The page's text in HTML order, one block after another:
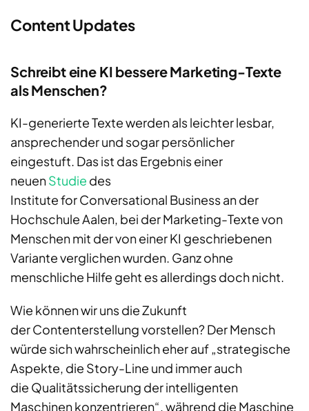
Content Updates
Schreibt eine KI bessere Marketing-Texte
als Menschen?
KI-generierte Texte werden als leichter lesbar,
ansprechender und sogar persönlicher
eingestuft. Das ist das Ergebnis einer
neuenStudie des
Institute for Conversational Business an der
Hochschule Aalen, bei der Marketing-Texte von
Menschen mit der von einer KI geschriebenen
Variante verglichen wurden. Ganz ohne
menschliche Hilfe geht es allerdings doch nicht.
Wie können wir uns die Zukunft
der Contenterstellung vorstellen? Der Mensch
würde sich wahrscheinlich eher auf „strategische
Aspekte, die Story-Line und immer auch
die Qualitätssicherung der intelligenten
Maschinen konzentrieren“, während die Maschine